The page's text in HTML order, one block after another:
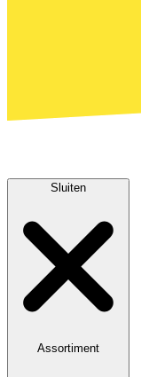
Sluiten
Assortiment